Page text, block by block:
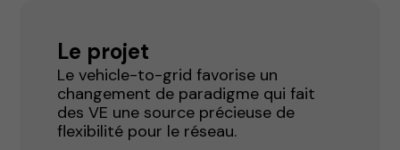
Le projet
Le vehicle-to-grid favorise un
changement de paradigme qui fait
des VE une source précieuse de
flexibilité pour le réseau.